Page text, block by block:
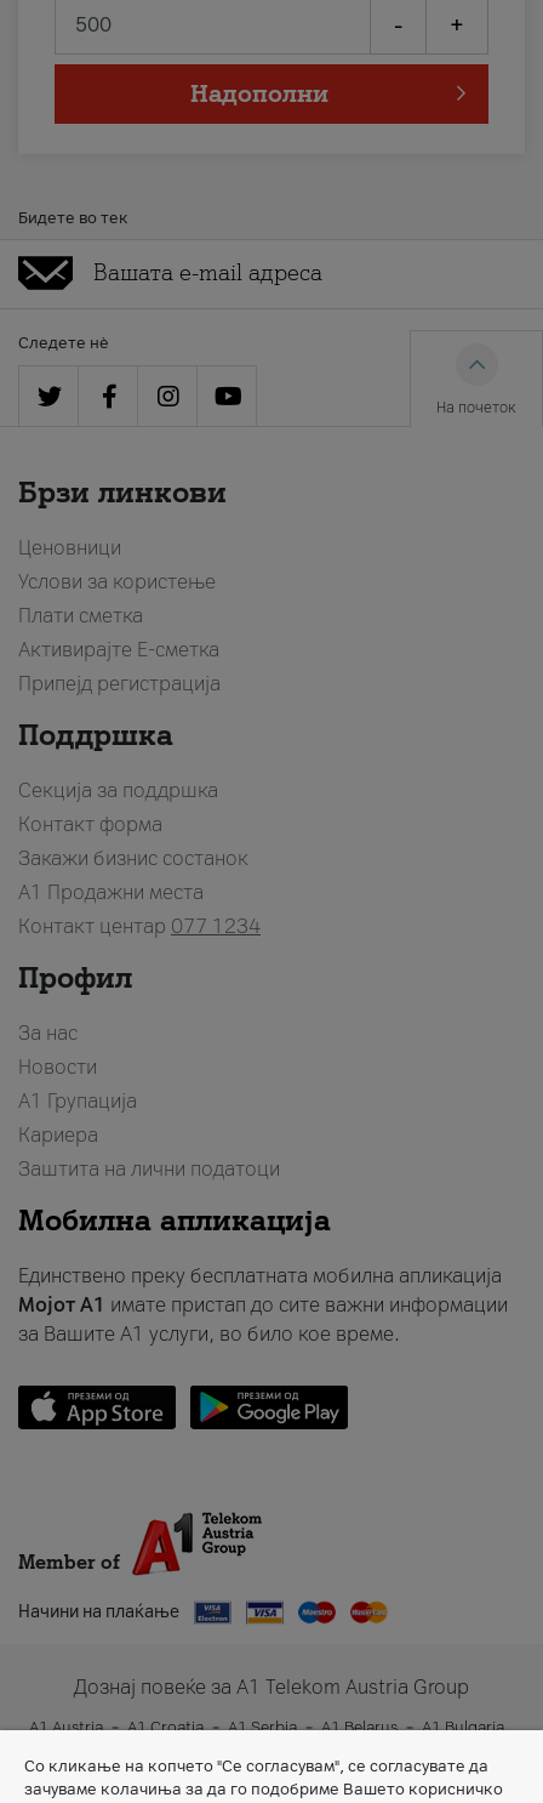
- +
Надополни
Бидете во тек
Следете нè
На почеток
Брзи линкови
Ценовници
Услови за користење
Плати сметка
Активирајте Е-сметка
Припејд регистрација
Поддршка
Секција за поддршка
Контакт форма
Закажи бизнис состанок
A1 Продажни места
Контакт центар 077 1234
Профил
За нас
Новости
А1 Групација
Кариера
Заштита на лични податоци
Мобилна апликација
Единствено преку бесплатната мобилна апликација
Мојот A1 имате пристап до сите важни информации
за Вашите A1 услуги, во било кое време.
Member of
Начини на плаќање
Дознај повеќе за A1 Telekom Austria Group
A1 Austria A1 Croatia A1 Serbia A1 Belarus
A1 Bulgaria
A1 Slovenia
A1 Digital
Со кликање на копчето "Се согласувам", се согласувате да
зачуваме колачиња за да го подобриме Вашето корисничко